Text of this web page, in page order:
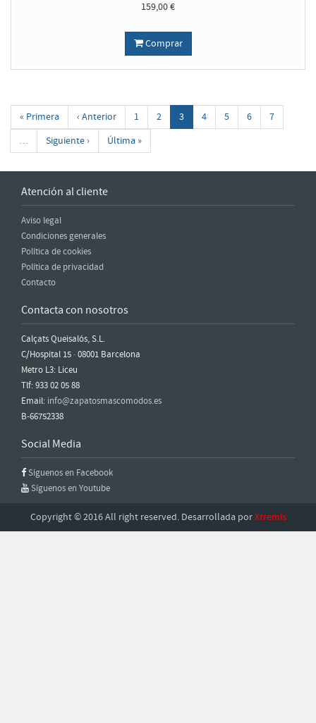
159,00 €
Comprar
« Primera ‹ Anterior 1 2 3 4 5 6
7
…
Siguiente › Última »
Atención al cliente
Aviso legal
Condiciones generales
Política de cookies
Política de privacidad
Contacto
Contacta con nosotros
Calçats Queisalós, S.L.
C/Hospital 15 · 08001 Barcelona
Metro L3: Liceu
Tlf: 933 02 05 88
Email: info@zapatosmascomodos.es
B-66752338
Social Media
Síguenos en Facebook
Síguenos en Youtube
Copyright © 2016 All right reserved. Desarrollada porXtremis